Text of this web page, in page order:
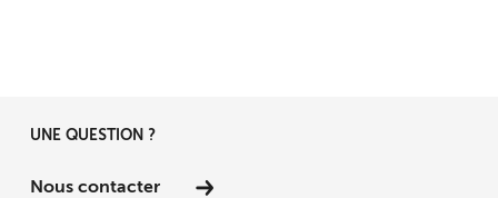
UNE QUESTION ?
Nous contacter